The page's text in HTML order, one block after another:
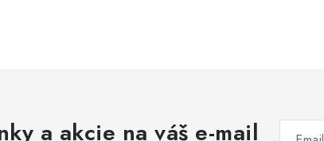
a akcie na váš e-mail